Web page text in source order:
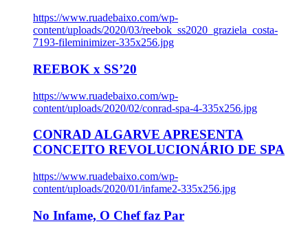
https://www.ruadebaixo.com/wp-
content/uploads/2020/03/reebok_ss2020_graziela_costa-
7193-fileminimizer-335x256.jpg
REEBOK x SS’20
https://www.ruadebaixo.com/wp-
content/uploads/2020/02/conrad-spa-4-335x256.jpg
CONRAD ALGARVE APRESENTA
CONCEITO REVOLUCIONÁRIO DE SPA
https://www.ruadebaixo.com/wp-
content/uploads/2020/01/infame2-335x256.jpg
No Infame, O Chef faz Par